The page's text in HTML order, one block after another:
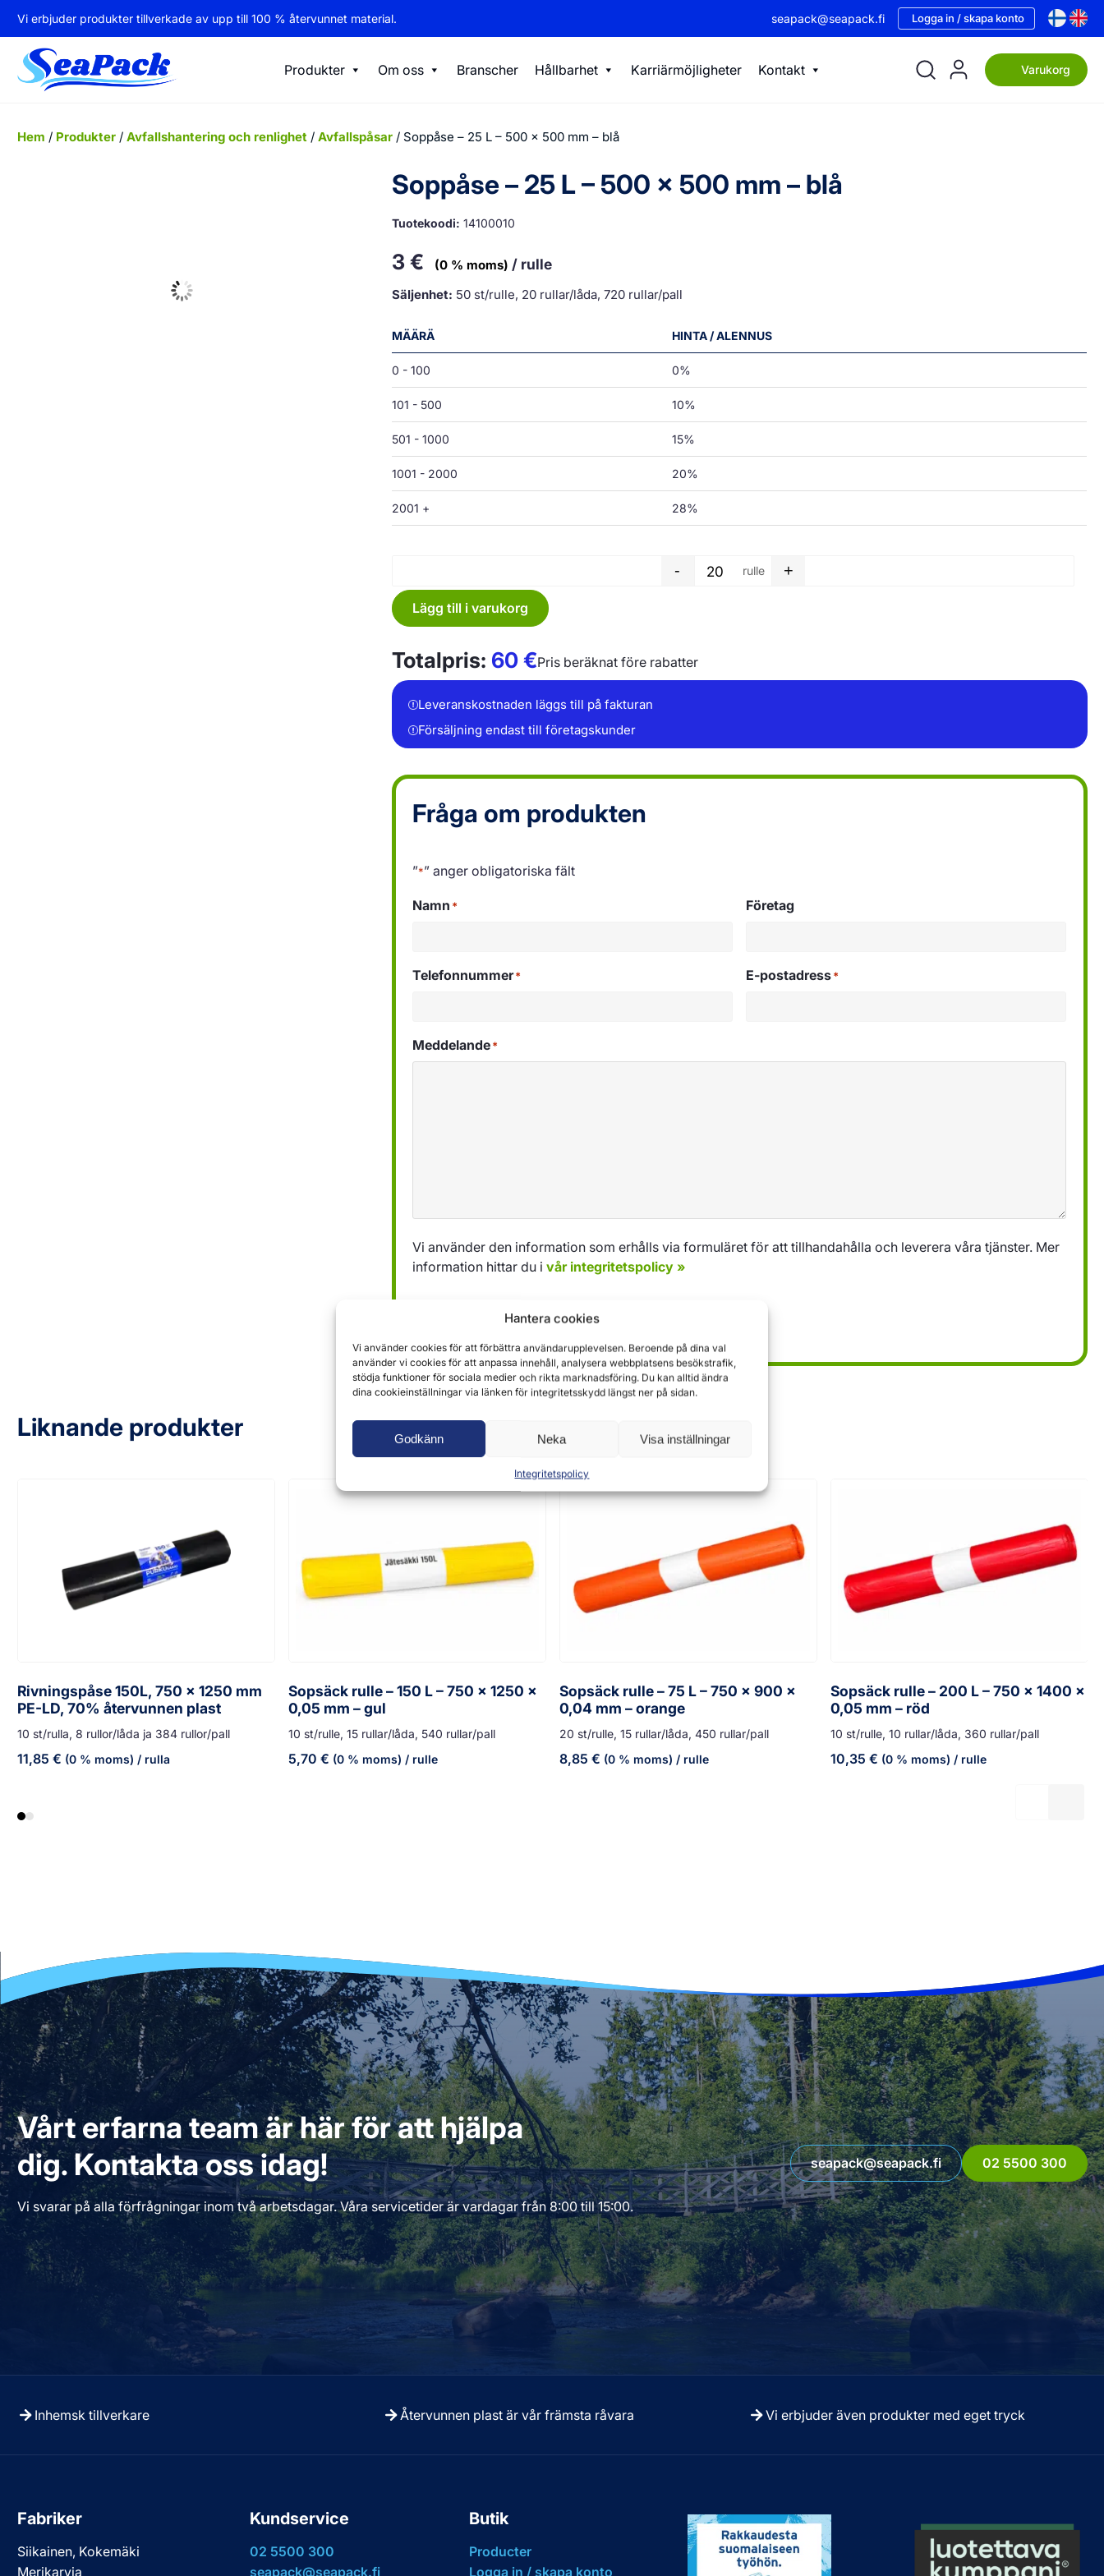
Hantera cookies
Vi använder cookies för att förbättra användarupplevelsen. Beroende på dina val
använder vi cookies för att anpassa innehåll, analysera webbplatsens besökstrafik,
stödja funktioner för sociala medier och rikta marknadsföring. Du kan alltid ändra
dina cookieinställningar via länken för integritetsskydd längst ner på sidan.
Godkänn Neka Visa inställningar
Integritetspolicy
Vi erbjuder produkter tillverkade av upp till 100 % återvunnet material. seapack@seapack.fi Logga in / skapa konto
Produkter Om oss Branscher Hållbarhet Karriärmöjligheter Kontakt Varukorg
Hem / Produkter/ Avfallshantering och renlighet/ Avfallspåsar/ Soppåse – 25 L – 500 x 500 mm – blå
Soppåse – 25 L – 500 x 500 mm – blå
Tuotekoodi: 14100010
3€ (0 % moms) / rulle
Säljenhet: 50 st/rulle, 20 rullar/låda, 720 rullar/pall
MÄÄRÄ HINTA / ALENNUS
0 - 100 0%
101 - 500 10%
501 - 1000 15%
1001 - 2000 20%
2001 + 28%
Soppåse - 25 L - 500 x 500 mm - blå mängd
- rulle +
Lägg till i varukorg
Totalpris: 60€Pris beräknat före rabatter
Leveranskostnaden läggs till på fakturan
Försäljning endast till företagskunder
Fråga om produkten
”*” anger obligatoriska fält
Namn * Företag
Telefonnummer * E-postadress*
Meddelande *
Vi använder den information som erhålls via formuläret för att tillhandahålla och leverera våra tjänster. Mer
information hittar du i vår integritetspolicy »
Liknande produkter
Rivningspåse 150L, 750 x 1250 mm
PE-LD, 70% återvunnen plast
10 st/rulla, 8 rullor/låda ja 384 rullor/pall
11,85 € (0 % moms) / rulla
Sopsäck rulle – 150 L – 750 x 1250 x
0,05 mm – gul
10 st/rulle, 15 rullar/låda, 540 rullar/pall
5,70 € (0 % moms) / rulle
Sopsäck rulle – 75 L – 750 x 900 x
0,04 mm – orange
20 st/rulle, 15 rullar/låda, 450 rullar/pall
8,85 € (0 % moms) / rulle
Sopsäck rulle – 200 L – 750 x 1400 x
0,05 mm – röd
10 st/rulle, 10 rullar/låda, 360 rullar/pall
10,35 € (0 % moms) / rulle
Vårt erfarna team är här för att hjälpa
dig. Kontakta oss idag!
Vi svarar på alla förfrågningar inom två arbetsdagar. Våra servicetider är vardagar från 8:00 till 15:00.
seapack@seapack.fi 02 5500 300
Inhemsk tillverkare Återvunnen plast är vår främsta råvara Vi erbjuder även produkter med eget tryck
Fabriker
Siikainen, Kokemäki
Merikarvia
Kundservice
02 5500 300
seapack@seapack.fi
Butik
Producter
Logga in / skapa konto